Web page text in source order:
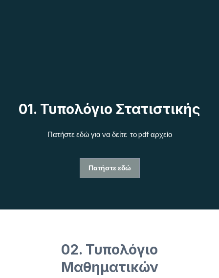
01. Τυπολόγιο Στατιστικής
Πατήστε εδώ για να δείτε το pdf αρχείο
Πατήστε εδώ
02. Τυπολόγιο
Μαθηματικών